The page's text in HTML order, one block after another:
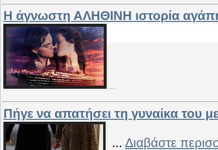
Η άγνωστη ΑΛΗΘΙΝΗ ιστορία
Πήγε να απατήσει τη γυναίκα του
... Διαβάστε